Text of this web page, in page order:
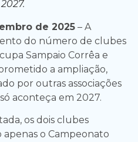
de 2025 – A
do número de clubes
Sampaio Corrêa e
a ampliação,
por outras associações
aconteça em 2027.
os dois clubes
o Campeonato